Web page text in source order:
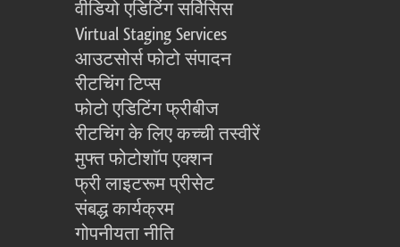
वीडियो एडिटिंग सर्विसिस
Virtual Staging Services
आउटसोर्स फोटो संपादन
रीटचिंग टिप्स
फोटो एडिटिंग फ्रीबीज
रीटचिंग के लिए कच्ची तस्वीरें
मुफ्त फोटोशॉप एक्शन
फ्री लाइटरूम प्रीसेट
संबद्ध कार्यक्रम
गोपनीयता नीति